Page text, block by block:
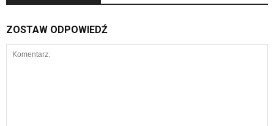
ZOSTAW ODPOWIEDŹ